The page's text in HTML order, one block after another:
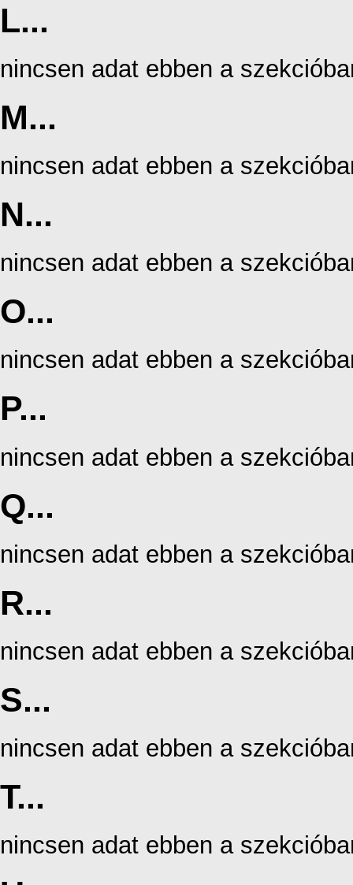
L...
nincsen adat ebben a
M...
nincsen adat ebben a
N...
nincsen adat ebben a
O...
nincsen adat ebben a
P...
nincsen adat ebben a
Q...
nincsen adat ebben a
R...
nincsen adat ebben a
S...
nincsen adat ebben a
T...
nincsen adat ebben a